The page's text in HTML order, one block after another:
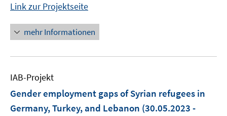
Link zur Projektseite
mehr Informationen
IAB-Projekt
Gender employment gaps of Syrian refugees in
Germany, Turkey, and Lebanon (30.05.2023 -